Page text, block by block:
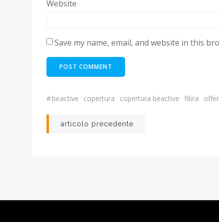
Website
Save my name, email, and website in this
#beactive copertura copertura beactive fibra
Post
articolo precedente